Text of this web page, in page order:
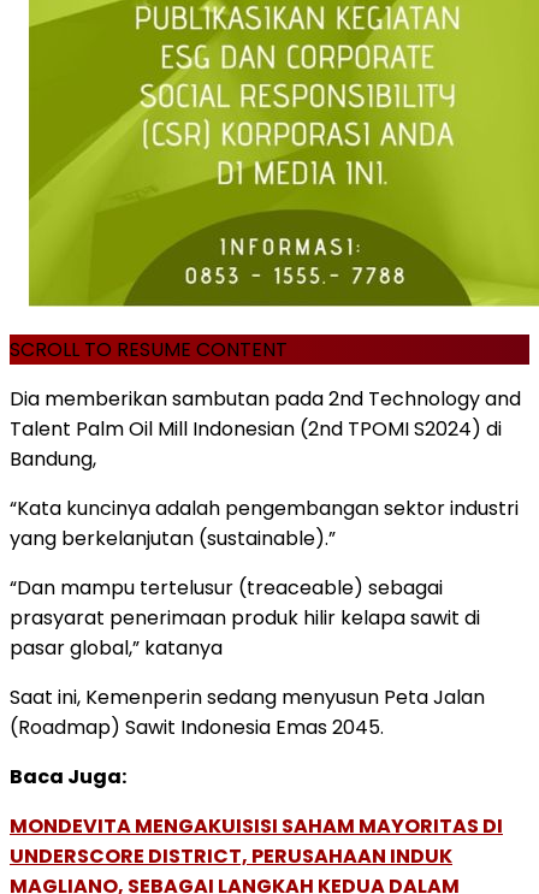
SCROLL TO RESUME CONTENT
Dia memberikan sambutan pada 2nd Technology and
Talent Palm Oil Mill Indonesian (2nd TPOMI S2024) di
Bandung,
“Kata kuncinya adalah pengembangan sektor industri
yang berkelanjutan (sustainable).”
“Dan mampu tertelusur (treaceable) sebagai
prasyarat penerimaan produk hilir kelapa sawit di
pasar global,” katanya
Saat ini, Kemenperin sedang menyusun Peta Jalan
(Roadmap) Sawit Indonesia Emas 2045.
Baca Juga:
MONDEVITA MENGAKUISISI SAHAM MAYORITAS DI
UNDERSCORE DISTRICT, PERUSAHAAN INDUK
MAGLIANO, SEBAGAI LANGKAH KEDUA DALAM